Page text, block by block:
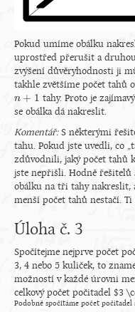
Pokud umíme obálku
uprostřed přerušit a
zvýšení důvěryhodnosti ji
takhle zvětšíme počet tahů
n + 1
n+1
tahy. Proto je
se obálka dá nakreslit.
Komentář:S některými
tahu. Pokud jste uvedli, co
zdůvodnili, jaký počet tahů
jste nepřišli. Hodně řešitelů
obálku na tři tahy nakreslit,
menší počet tahů nestačí.
Úloha č. 3
Spočítejme nejprve počet
3, 4 nebo 5 kuliček, to
možností v každé úrovni
celkový počet počitadel $3
Podobně spočítáme počet